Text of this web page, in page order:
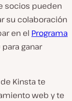
socios pueden
su colaboración
en el Programa
ganar
Kinsta te
web y te